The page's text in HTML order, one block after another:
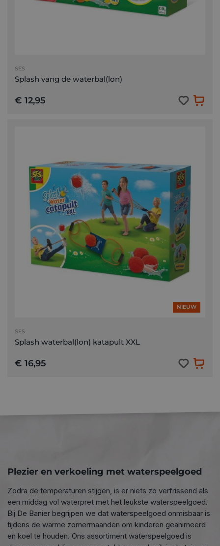
SES
Splash vang de waterbal(lon)
€ 12,95
NIEUW
SES
Splash waterbal(lon) katapult XXL
€ 16,95
Plezier en verkoeling met waterspeelgoed
Zodra de temperaturen stijgen, is er niets zo verfrissend als
een middag vol waterpret met het leukste waterspeelgoed.
Bij De Banier begrijpen we dat waterspeelgoed onmisbaar is
tijdens de warme zomermaanden om kinderen geanimeerd
en koel te houden. Ons assortiment waterspeelgoed is